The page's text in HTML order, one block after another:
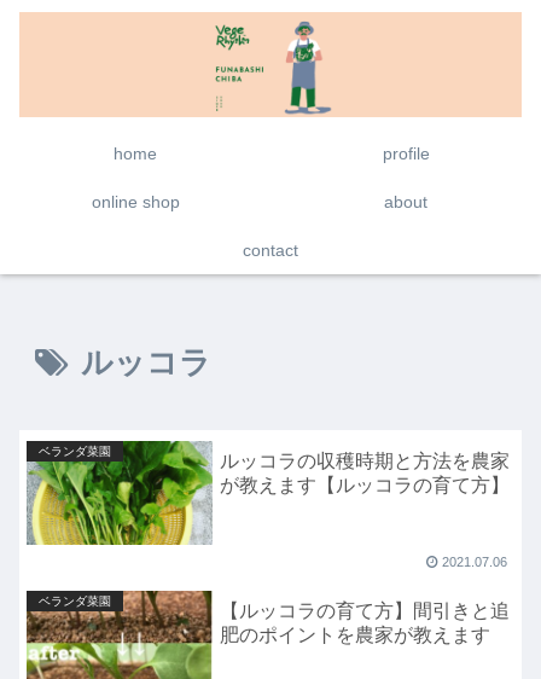
home profile
online shop about
contact
ルッコラ
ベランダ菜園
ルッコラの収穫時期と方法を農家
が教えます【ルッコラの育て方】
2021.07.06
ベランダ菜園
【ルッコラの育て方】間引きと追
肥のポイントを農家が教えます